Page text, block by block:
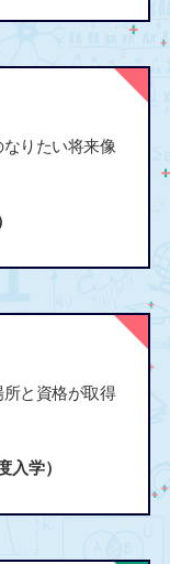
りたい将来像
と資格が取得
入学）